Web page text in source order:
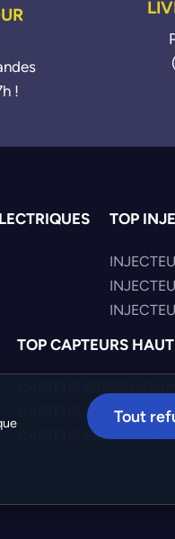
!
TOP
TOP CAPTEURS
CAPTEUR PRESS
CAPTEUR PRESS
Tout